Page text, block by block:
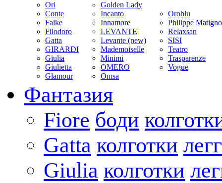
Ori
Conte
Falke
Filodoro
Gatta
GIRARDI
Giulia
Giulietta
Glamour
Golden Lady
Incanto
Innamore
LEVANTE
Levante (new)
Mademoiselle
Minimi
OMERO
Omsa
Oroblu
Philippe
Relaxsan
SISI
Teatro
Trasparenze
Vogue
Фантазия
Fiore боди
Gatta колготки
Giulia колготки